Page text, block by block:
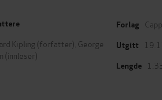
Kipling (forfatter), George
(innleser)
Forlag
Utgitt
Lengde